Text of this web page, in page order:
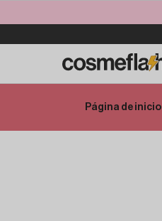
Página de inicio